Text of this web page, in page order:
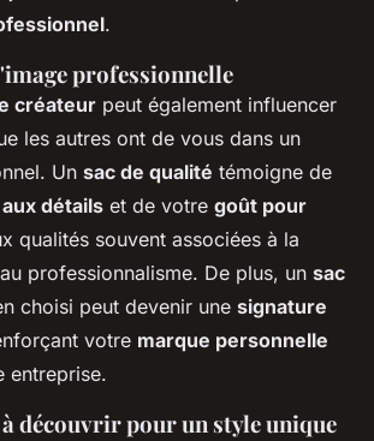
.
professionnelle
créateur peut également influencer
les autres ont de vous dans un
Un sac de qualité témoigne de
détails et de votre goût pour
qualités souvent associées à la
professionnalisme. De plus, un sac
choisi peut devenir une signature
votre marque personnelle
entreprise.
découvrir pour un style unique